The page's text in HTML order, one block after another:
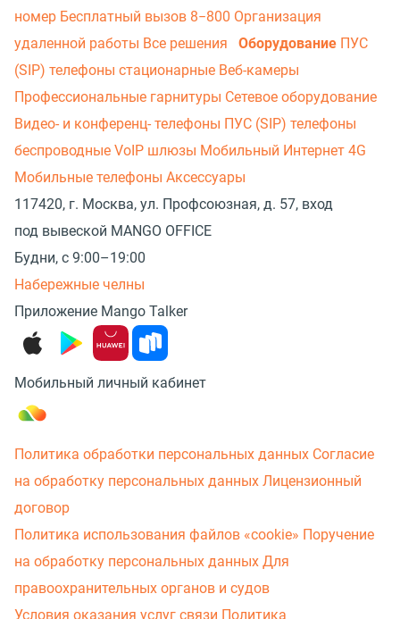
номер Бесплатный вызов 8−800 Организация
удаленной работы Все решения Оборудование ПУС
(SIP) телефоны стационарные Веб-камеры
Профессиональные гарнитуры Сетевое оборудование
Видео- и конференц- телефоны ПУС (SIP) телефоны
беспроводные VoIP шлюзы Мобильный Интернет 4G
Мобильные телефоны Аксессуары
117420, г. Москва, ул. Профсоюзная, д. 57, вход
под вывеской MANGO OFFICE
Будни, с 9:00–19:00
Набережные челны
Приложение Mango Talker
Мобильный личный кабинет
Политика обработки персональных данных Согласие
на обработку персональных данных Лицензионный
договор
Политика использования файлов «cookie» Поручение
на обработку персональных данных Для
правоохранительных органов и судов
Условия оказания услуг связи Политика